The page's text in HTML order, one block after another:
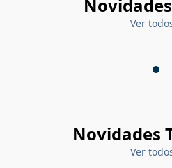
Ver
Novidades
Ver